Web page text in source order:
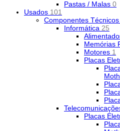
Pastas / Malas 0
Usados 101
Componentes Técnicos
Informática 25
Memórias
Motores 1
Placas
Placas